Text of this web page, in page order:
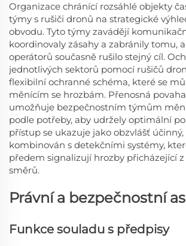
Organizace chránící rozsáhlé objekty
týmy s rušiči dronů na strategické
obvodu. Tyto týmy zavádějí
koordinovaly zásahy a zabránily tomu,
operátorů současně rušilo stejný cíl.
jednotlivých sektorů pomocí rušičů
flexibilní ochranné schéma, které se
měnícím se hrozbám. Přenosná
umožňuje bezpečnostním týmům
podle potřeby, aby udržely optimální
přístup se ukazuje jako obzvlášť
kombinován s detekčními systémy,
předem signalizují hrozby přicházející
směrů.
Právní a bezpečnostní
Funkce souladu s předpisy